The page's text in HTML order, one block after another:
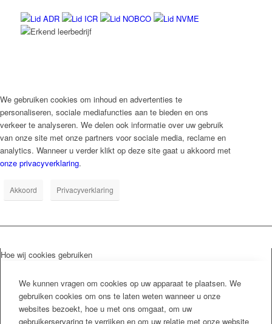
We gebruiken cookies om inhoud en advertenties te
personaliseren, sociale mediafuncties aan te bieden en ons
verkeer te analyseren. We delen ook informatie over uw gebruik
van onze site met onze partners voor sociale media, reclame en
analytics. Wanneer u verder klikt op deze site gaat u akkoord met
onze privacyverklaring.
Akkoord Privacyverklaring
Hoe wij cookies gebruiken
We kunnen vragen om cookies op uw apparaat te plaatsen. We
gebruiken cookies om ons te laten weten wanneer u onze
websites bezoekt, hoe u met ons omgaat, om uw
gebruikerservaring te verrijken en om uw relatie met onze website